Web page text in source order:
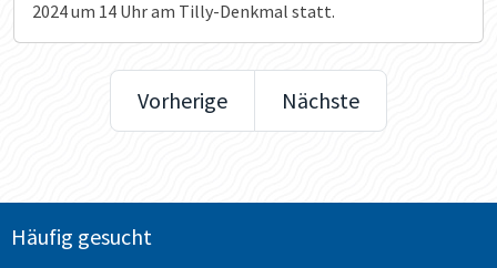
2024 um 14 Uhr am Tilly-Denkmal statt.
Vorherige Nächste
Häufig gesucht